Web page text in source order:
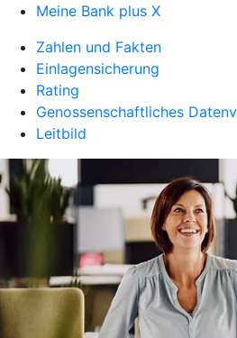
Meine Bank plus X
Zahlen und Fakten
Einlagensicherung
Rating
Genossenschaftliches
Leitbild